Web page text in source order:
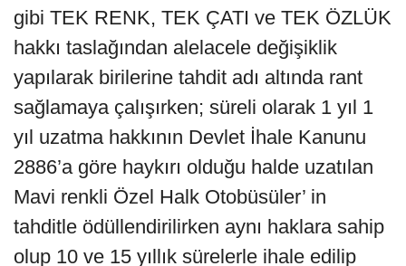
gibi TEK RENK, TEK ÇATI ve TEK ÖZLÜK
hakkı taslağından alelacele değişiklik
yapılarak birilerine tahdit adı altında rant
sağlamaya çalışırken; süreli olarak 1 yıl 1
yıl uzatma hakkının Devlet İhale Kanunu
2886’a göre haykırı olduğu halde uzatılan
Mavi renkli Özel Halk Otobüsüler’ in
tahditle ödüllendirilirken aynı haklara sahip
olup 10 ve 15 yıllık sürelerle ihale edilip